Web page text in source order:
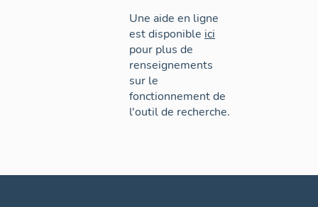
Une aide en ligne
est disponible ici
pour plus de
renseignements
sur le
fonctionnement de
l'outil de recherche.